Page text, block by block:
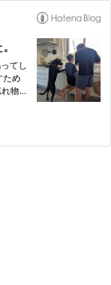
てし
ため
物・